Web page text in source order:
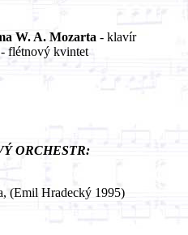
W. A. Mozarta - klavír
- flétnový kvintet
ORCHESTR:
(Emil Hradecký 1995)